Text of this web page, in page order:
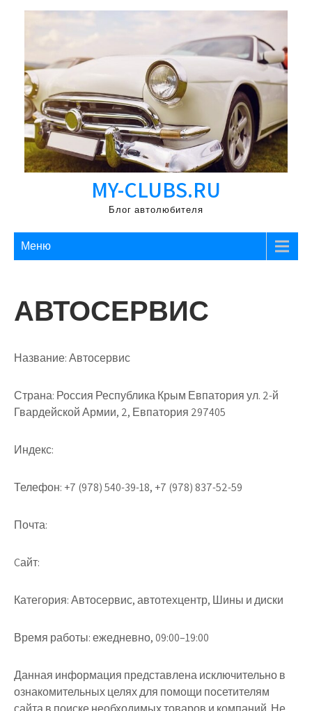
Перейти
MY-CLUBS.RU
Блог автолюбителя
Меню
АВТОСЕРВИС
Название:Автосервис
Страна: Россия Республика Крым Евпатория ул. 2-й
Гвардейской Армии, 2, Евпатория 297405
Индекс:
Телефон: +7 (978) 540-39-18, +7 (978) 837-52-59
Почта:
Cайт:
Категория:Автосервис, автотехцентр, Шины и диски
Время работы:ежедневно, 09:00–19:00
Данная информация представлена исключительно в
ознакомительных целях для помощи посетителям